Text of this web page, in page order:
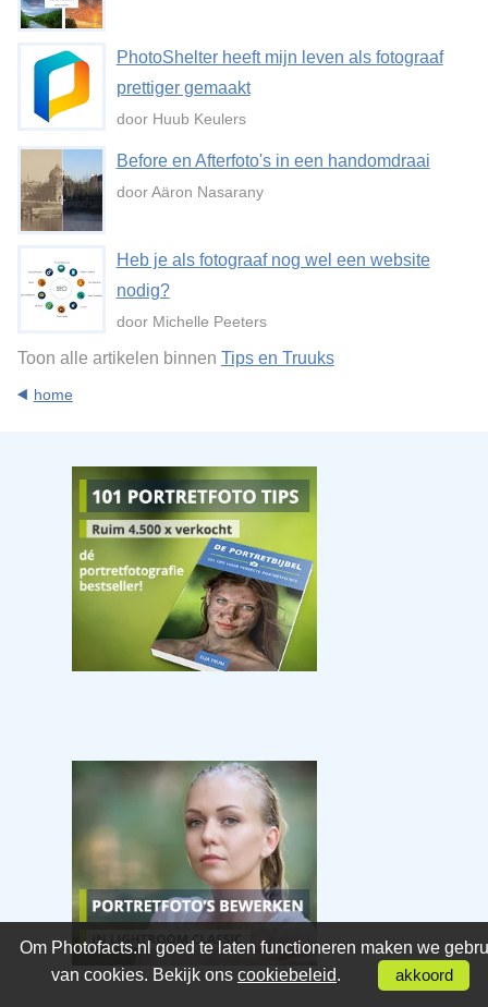
PhotoShelter heeft mijn leven als fotograaf
prettiger gemaakt
door Huub Keulers
Before en Afterfoto's in een handomdraai
door Aäron Nasarany
Heb je als fotograaf nog wel een website
nodig?
door Michelle Peeters
Toon alle artikelen binnen Tips en Truuks
home
Om Photofacts.nl goed te laten functioneren maken we
van cookies. Bekijk ons cookiebeleid. akkoord